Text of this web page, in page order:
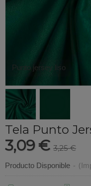
Punto jersey liso
Tela Punto
3,09 € 3,25 €
Producto Disponible -